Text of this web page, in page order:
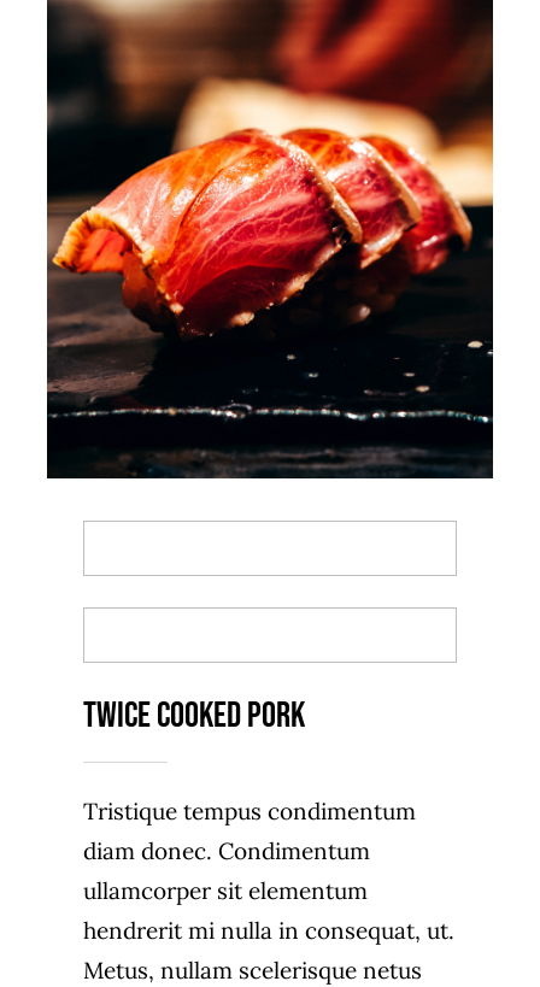
Twice Cooked Pork
Tristique tempus condimentum
diam donec. Condimentum
ullamcorper sit elementum
hendrerit mi nulla in consequat, ut.
Metus, nullam scelerisque netus